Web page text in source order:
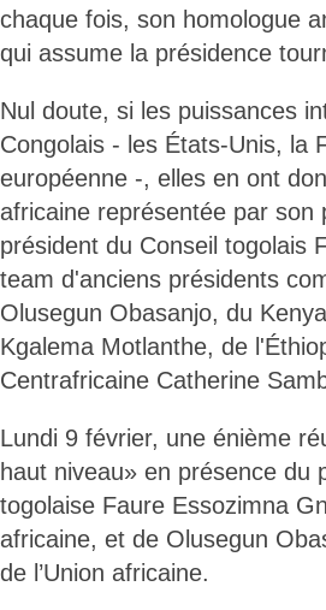
chaque fois, son homologue
qui assume la présidence
Nul doute, si les puissances
Congolais - les États-Unis, la
européenne -, elles en ont
africaine représentée par son
président du Conseil togolais
team d'anciens présidents
Olusegun Obasanjo, du
Kgalema Motlanthe, de
Centrafricaine Catherine
Lundi 9 février, une énième
haut niveau» en présence du
togolaise Faure Essozimna
africaine, et de Olusegun
de l’Union africaine.